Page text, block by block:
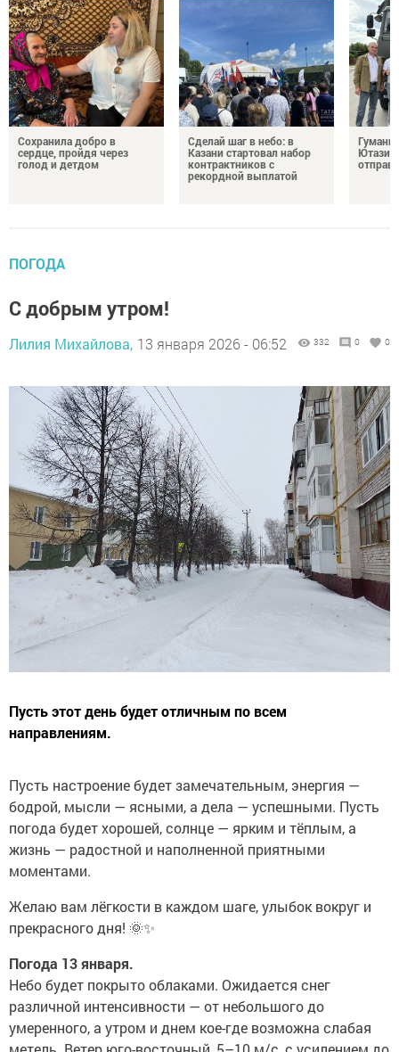
Сохранила добро в
сердце, пройдя через
голод и детдом
Сделай шаг в небо: в
Казани стартовал набор
контрактников с
рекордной выплатой
ПОГОДА
С добрым утром!
Лилия Михайлова, 13 января 2026 - 06:52 332 0 0
Пусть этот день будет отличным по всем
направлениям.
Пусть настроение будет замечательным, энергия —
бодрой, мысли — ясными, а дела — успешными. Пусть
погода будет хорошей, солнце — ярким и тёплым, а
жизнь — радостной и наполненной приятными
моментами.
Желаю вам лёгкости в каждом шаге, улыбок вокруг и
прекрасного дня! 🌞✨
Погода 13 января.
Небо будет покрыто облаками. Ожидается снег
различной интенсивности — от небольшого до
умеренного, а утром и днем кое-где возможна слабая